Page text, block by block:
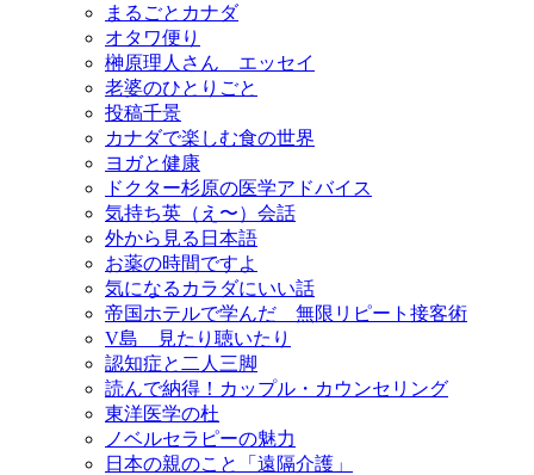
まるごとカナダ
オタワ便り
榊原理人さん エッセイ
老婆のひとりごと
投稿千景
カナダで楽しむ食の世界
ヨガと健康
ドクター杉原の医学アドバイス
気持ち英（え〜）会話
外から見る日本語
お薬の時間ですよ
気になるカラダにいい話
帝国ホテルで学んだ 無限リピート接客術
V島 見たり聴いたり
認知症と二人三脚
読んで納得！カップル・カウンセリング
東洋医学の杜
ノベルセラピーの魅力
日本の親のこと「遠隔介護」